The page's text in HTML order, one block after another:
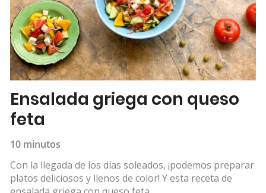
Ensalada griega con queso
feta
10 minutos
Con la llegada de los días soleados, ¡podemos preparar
platos deliciosos y llenos de color! Y esta receta de